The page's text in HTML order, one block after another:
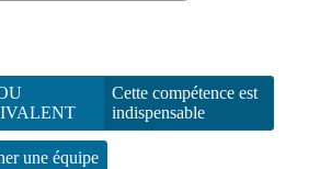
Cette compétence est
indispensable
une équipe